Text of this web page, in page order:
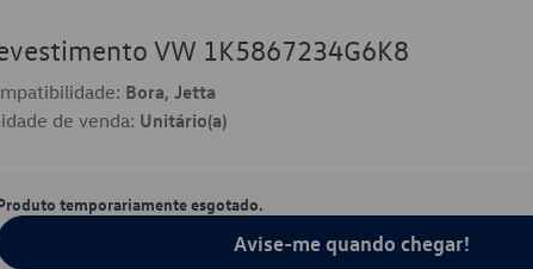
VW 1K5867234G6K8
Bora, Jetta
de venda: Unitário(a)
temporariamente esgotado.
Avise-me quando chegar!